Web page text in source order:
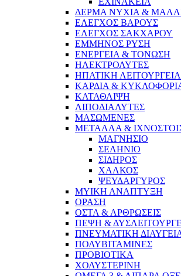
ΔΕΡΜΑ ΝΥΧΙΑ &
ΕΛΕΓΧΟΣ ΒΑΡΟΥΣ
ΕΛΕΓΧΟΣ ΣΑΚΧΑΡΟΥ
ΕΜΜΗΝΟΣ ΡΥΣΗ
ΕΝΕΡΓΕΙΑ & ΤΟΝΩΣΗ
ΗΛΕΚΤΡΟΛΥΤΕΣ
ΗΠΑΤΙΚΗ ΛΕΙΤΟΥΡΓΕΙΑ
ΚΑΡΔΙΑ &
ΚΑΤΑΘΛΙΨΗ
ΛΙΠΟΔΙΑΛΥΤΕΣ
ΜΑΣΩΜΕΝΕΣ
ΜΕΤΑΛΛΑ &
ΜΑΓΝΗΣΙΟ
ΣΕΛΗΝΙΟ
ΣΙΔΗΡΟΣ
ΧΑΛΚΟΣ
ΨΕΥΔΑΡΓΥΡΟΣ
ΜΥΙΚΗ ΑΝΑΠΤΥΞΗ
ΟΡΑΣΗ
ΟΣΤΑ & ΑΡΘΡΩΣΕΙΣ
ΠΕΨΗ &
ΠΝΕΥΜΑΤΙΚΗ
ΠΟΛΥΒΙΤΑΜΙΝΕΣ
ΠΡΟΒΙΟΤΙΚΑ
ΧΟΛΥΣΤΕΡΙΝΗ